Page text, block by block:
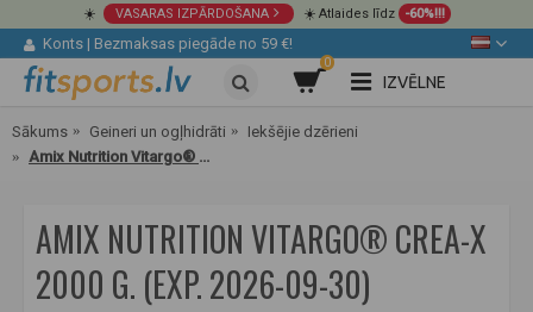
☀️ VASARAS IZPĀRDOŠANA ☀️ Atlaides līdz -60%!!!
Konts | Bezmaksas piegāde no 59 €!
0
IZVĒLNE
Sākums Geineri un ogļhidrāti
Iekšējie dzērieni
Amix Nutrition Vitargo® Crea-X 2000 g.
AMIX NUTRITION VITARGO® CREA-X
2000 G. (EXP. 2026-09-30)